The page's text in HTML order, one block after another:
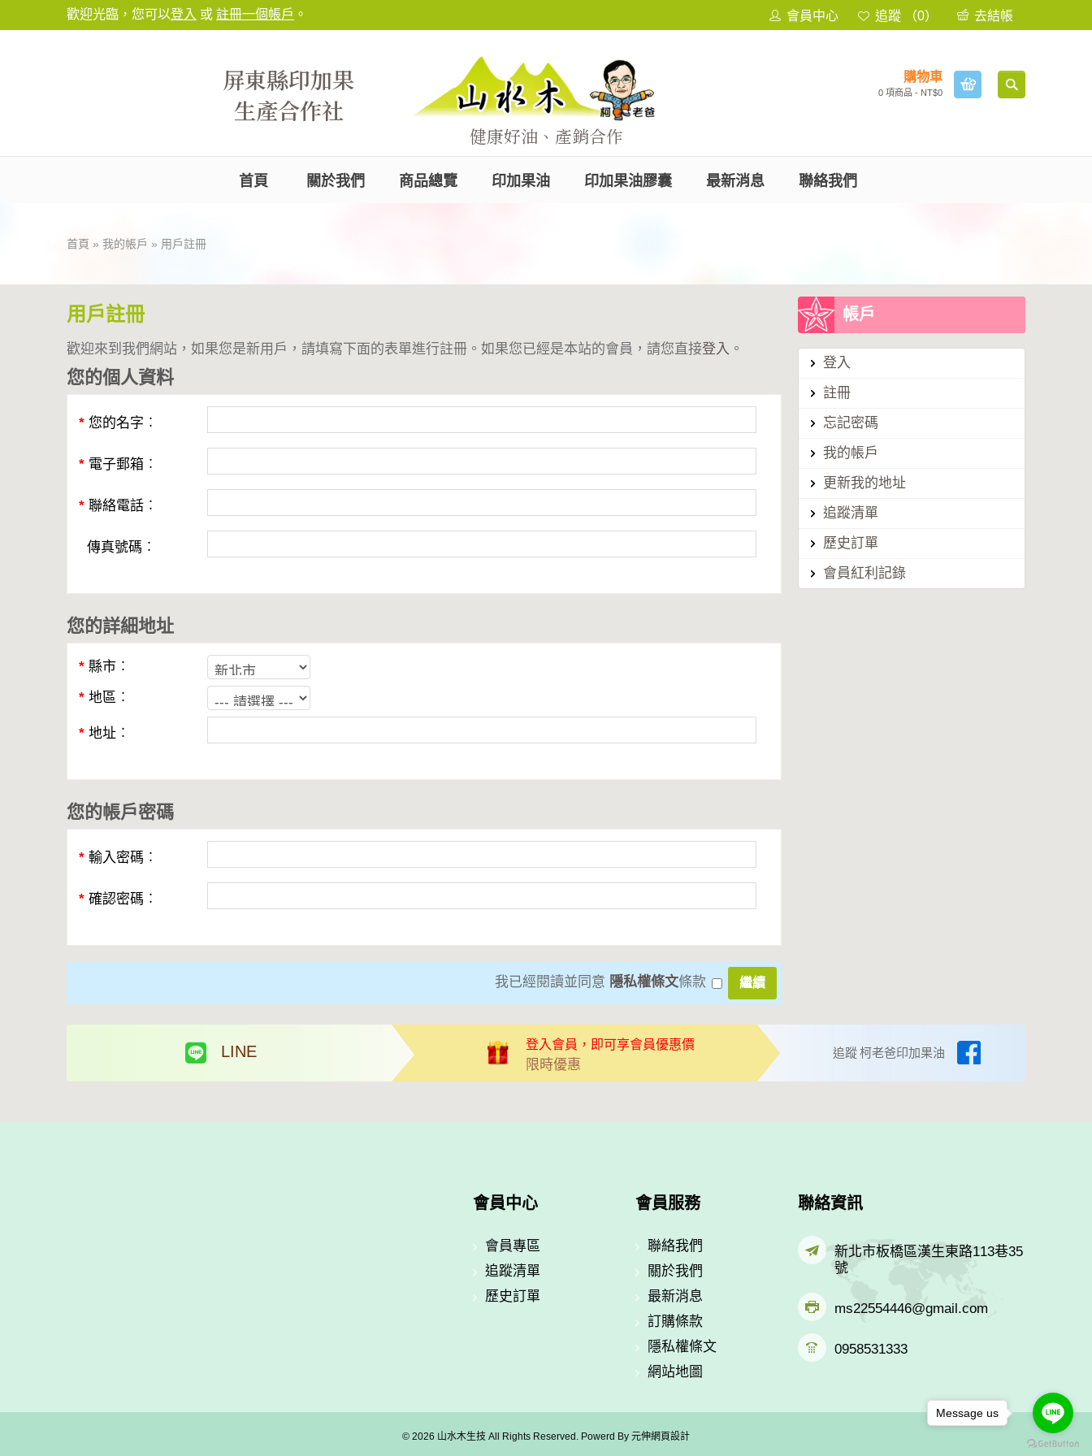
歡迎光臨，您可以登入 或 註冊一個帳戶 。 會員中心 追蹤 （0） 去結帳
屏東縣印加果
生產合作社
健康好油、產銷合作
購物車
0 項商品 - NT$0
首頁 關於我們 商品總覽 印加果油 印加果油膠囊 最新消息 聯絡我們
首頁 » 我的帳戶 » 用戶註冊
用戶註冊
歡迎來到我們網站，如果您是新用戶，請填寫下面的表單進行註冊。如果您已經是本站的會員，請您直接登入 。
您的個人資料
* 您的名字︰
* 電子郵箱︰
* 聯絡電話︰
傳真號碼︰
您的詳細地址
* 縣市︰
* 地區︰
* 地址︰
您的帳戶密碼
* 輸入密碼︰
* 確認密碼︰
我已經閱讀並同意 隱私權條文條款
帳戶
登入
註冊
忘記密碼
我的帳戶
更新我的地址
追蹤清單
歷史訂單
會員紅利記錄
LINE 登入會員，即可享會員優惠價
限時優惠
追蹤 柯老爸印加果油
會員中心
會員專區
追蹤清單
歷史訂單
會員服務
聯絡我們
關於我們
最新消息
訂購條款
隱私權條文
網站地圖
聯絡資訊
新北市板橋區漢生東路113巷35
號
ms22554446@gmail.com
0958531333
© 2026 山水木生技 All Rights Reserved. Powerd By 元伸網頁設計
Message us